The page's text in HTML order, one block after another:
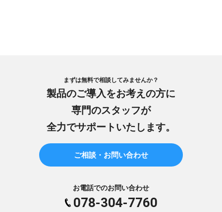
まずは無料で相談してみませんか？
製品のご導入をお考えの方に
専門のスタッフが
全力でサポートいたします。
ご相談・お問い合わせ
お電話でのお問い合わせ
078-304-7760